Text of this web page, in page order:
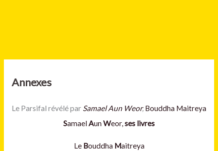
Annexes
Le Parsifal révélé par Samael Aun Weor, Bouddha Maitreya
SamaelAunWeor,ses livres
Le Bouddha Maitreya